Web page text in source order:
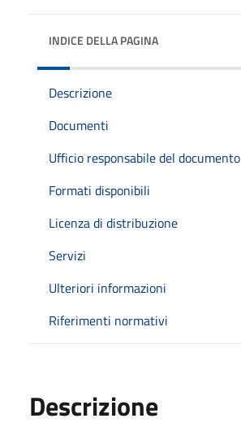
INDICE DELLA PAGINA
Descrizione
Documenti
Ufficio responsabile del documento
Formati disponibili
Licenza di distribuzione
Servizi
Ulteriori informazioni
Riferimenti normativi
Descrizione